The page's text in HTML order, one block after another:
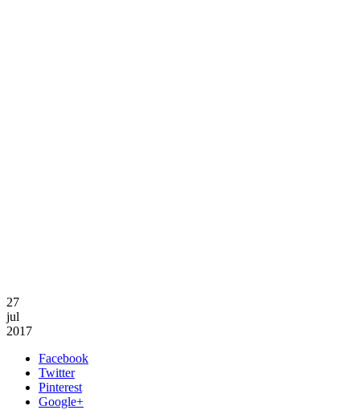
27
jul
2017
Facebook
Twitter
Pinterest
Google+